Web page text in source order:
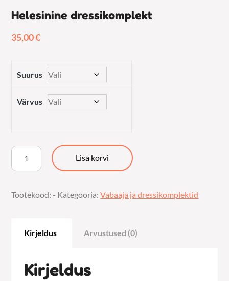
Helesinine dressikomplekt
35,00€
Suurus
Värvus
Helesinine
dressikomplekt
Lisa korvi
Tootekood:- Kategooria:Vabaaja ja dressikomplektid
Kirjeldus Arvustused (0)
Kirjeldus